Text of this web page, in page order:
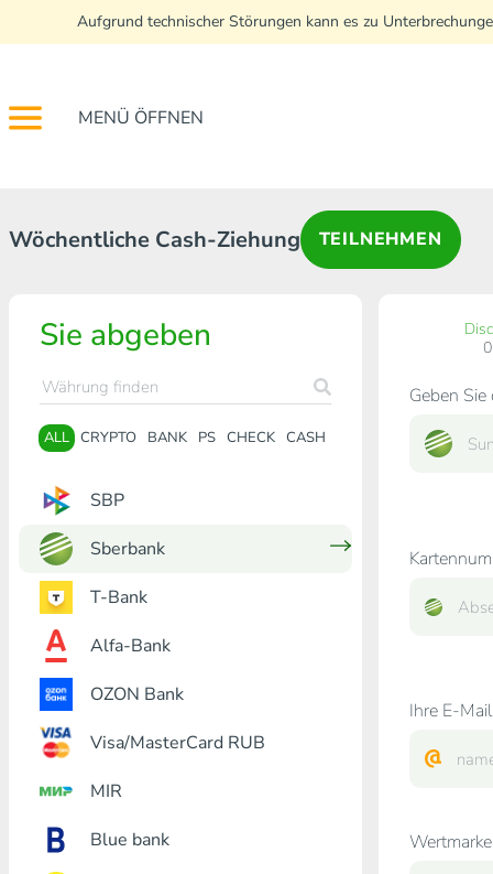
Aufgrund technischer Störungen kann es zu
MENÜ ÖFFNEN
Wöchentliche Cash-Ziehung TEILNEHMEN
Sie abgeben
ALL CRYPTO BANK PS CHECK CASH
SBP
Sberbank
T-Bank
Alfa-Bank
OZON Bank
Visa/MasterCard RUB
MIR
Blue bank
Geben
Ihre E-Mail
Wertmarke